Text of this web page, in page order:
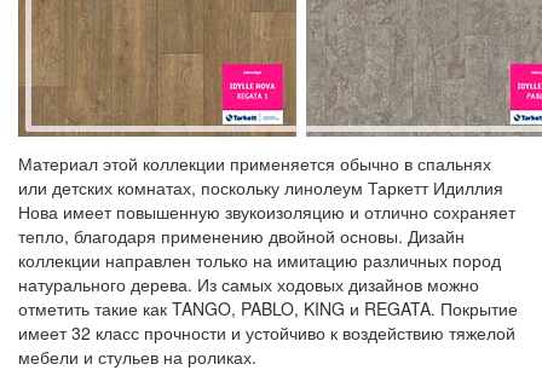
Материал этой коллекции применяется обычно в спальнях
или детских комнатах, поскольку линолеум Таркетт Идиллия
Нова имеет повышенную звукоизоляцию и отлично сохраняет
тепло, благодаря применению двойной основы. Дизайн
коллекции направлен только на имитацию различных пород
натурального дерева. Из самых ходовых дизайнов можно
отметить такие как TANGO, PABLO, KING и REGATA. Покрытие
имеет 32 класс прочности и устойчиво к воздействию тяжелой
мебели и стульев на роликах.